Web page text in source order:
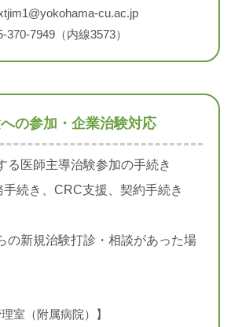
cu.ac.jp
370-7949（内線3573）
の参加・企業治験対応
る医師主導治験参加の手続き
続き、CRC支援、契約手続き
の新規治験打診・相談があった場
室（附属病院）】